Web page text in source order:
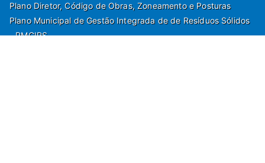
Plano Diretor, Código de Obras, Zoneamento e Posturas
Plano Municipal de Gestão Integrada de de Resíduos Sólidos
- PMGIRS